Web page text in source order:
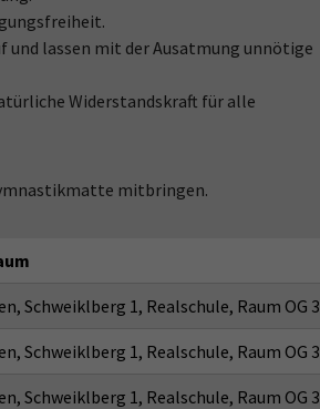
und lassen mit der Ausatmung unnötige
Widerstandskraft für alle
mitbringen.
Schweiklberg 1, Realschule, Raum OG 3
Schweiklberg 1, Realschule, Raum OG 3
Schweiklberg 1, Realschule, Raum OG 3